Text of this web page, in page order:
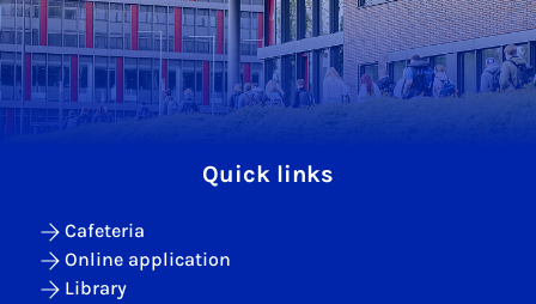
Quick links
Cafeteria
Online application
Library